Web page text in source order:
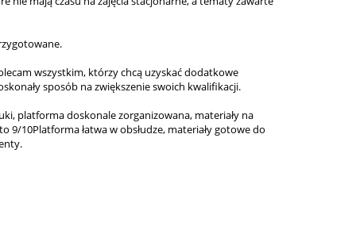
wszystkim, którzy chcą uzyskać dodatkowe
sposób na zwiększenie swoich kwalifikacji.
platforma doskonale zorganizowana, materiały na
9/10Platforma łatwa w obsłudze, materiały gotowe do